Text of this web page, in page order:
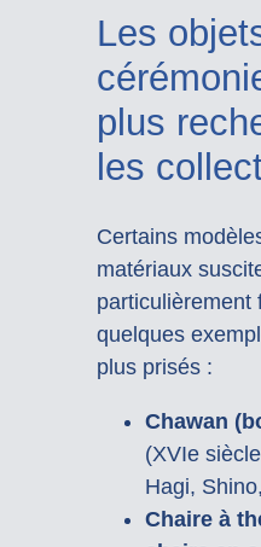
Les
plus
les
Certains
matériaux
particulièrement
quelques
plus prisés :
Chawan
(XVIe
Hagi,
Chaire à